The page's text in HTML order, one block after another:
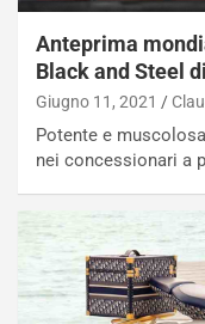
Anteprima
Black and Steel
Giugno 11, 2021
Potente e
nei concessionari a